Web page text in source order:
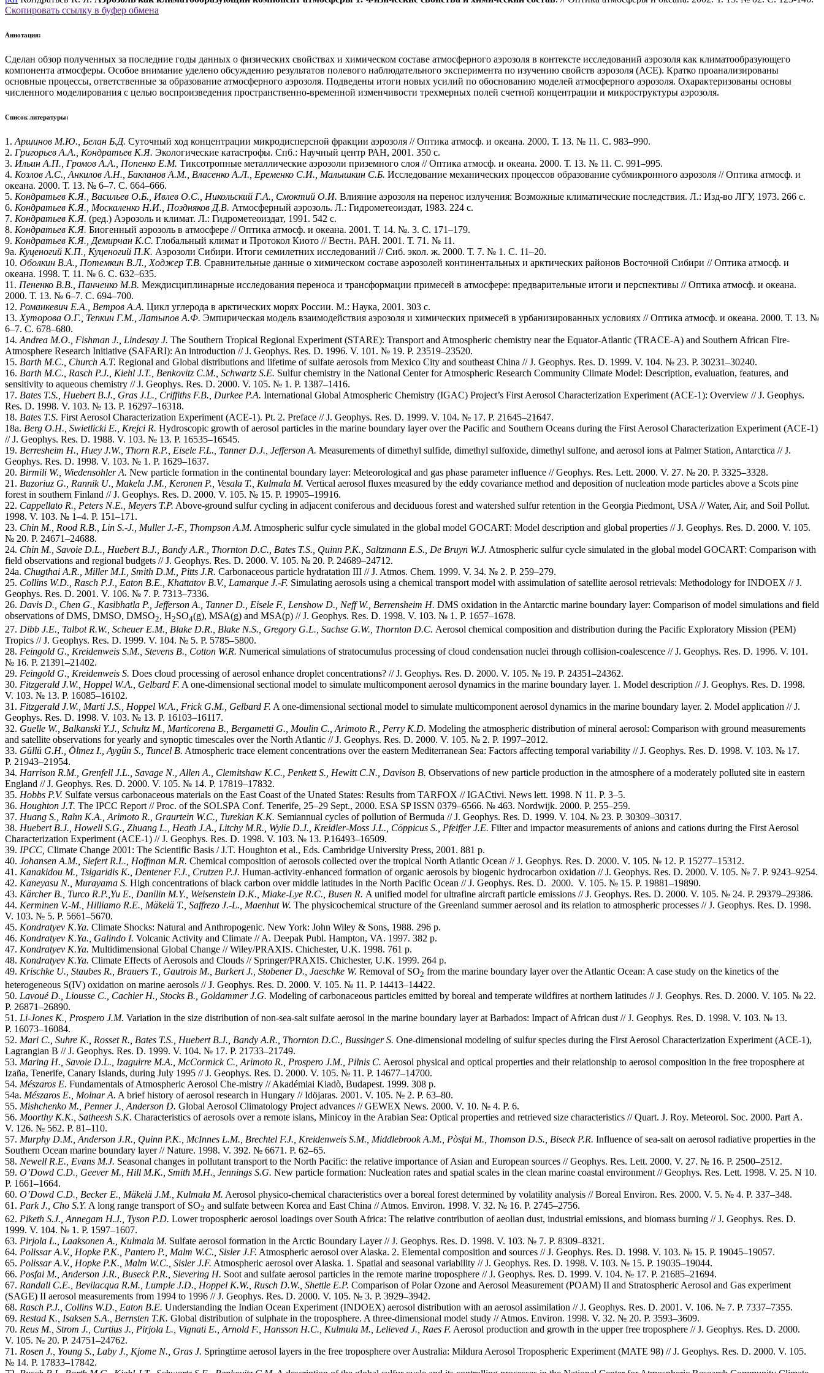
Скопировать ссылку в буфер обмена
Аннотация:
Сделан обзор полученных за последние годы данных о физических свойствах и химическом составе атмосферного аэрозоля в контексте исследований аэрозоля как климатообразующего
компонента атмосферы. Особое внимание уделено обсуждению результатов полевого наблюдательного эксперимента по изучению свойств аэрозоля (АСЕ). Кратко проанализированы
основные процессы, ответственные за образование атмосферного аэрозоля. Подведены итоги новых усилий по обоснованию моделей атмосферного аэрозоля. Охарактеризованы основы
численного моделирования с целью воспроизведения пространственно-временной изменчивости трехмерных полей счетной концентрации и микроструктуры аэрозоля.
Список литературы:
1. Аршинов М.Ю., Белан Б.Д. Суточный ход концентрации микродисперсной фракции аэрозоля // Оптика атмосф. и океана. 2000. Т. 13. № 11. С. 983–990.
2. Григорьев А.А., Кондратьев К.Я. Экологические катастрофы. Спб.: Научный центр РАН, 2001. 350 с.
3. Ильин А.П., Громов А.А., Попенко Е.М. Тиксотропные металлические аэрозоли приземного слоя // Оптика атмосф. и океана. 2000. Т. 13. № 11. С. 991–995.
4. Козлов А.С., Анкилов А.Н., Бакланов А.М., Власенко А.Л., Еременко С.И., Малышкин С.Б. Исследование механических процессов образование субмикронного аэрозоля // Оптика атмосф. и
океана. 2000. Т. 13. № 6–7. С. 664–666.
5. Кондратьев К.Я., Васильев О.Б., Ивлев О.С., Никольский Г.А., Смоктий О.И. Влияние аэрозоля на перенос излучения: Возможные климатические последствия. Л.: Изд-во ЛГУ, 1973. 266 с.
6. Кондратьев К.Я., Москаленко Н.И., Поздняков Д.В. Атмосферный аэрозоль. Л.: Гидрометеоиздат, 1983. 224 с.
7. Кондратьев К.Я. (ред.) Аэрозоль и климат. Л.: Гидрометеоиздат, 1991. 542 с.
8. Кондратьев К.Я. Биогенный аэрозоль в атмосфере // Оптика атмосф. и океана. 2001. Т. 14. №. 3. С. 171–179.
9. Кондратьев К.Я., Демирчан К.С. Глобальный климат и Протокол Киото // Вестн. РАН. 2001. Т. 71. № 11.
9a. Куценогий К.П., Куценогий П.К. Аэрозоли Сибири. Итоги семилетних исследований // Сиб. экол. ж. 2000. Т. 7. № 1. С. 11–20.
10. Оболкин В.А., Потемкин В.Л., Ходжер Т.В. Сравнительные данные о химическом составе аэрозолей континентальных и арктических районов Восточной Сибири // Оптика атмосф. и
океана. 1998. Т. 11. № 6. С. 632–635.
11. Пененко В.В., Панченко М.В. Междисциплинарные исследования переноса и трансформации примесей в атмосфере: предварительные итоги и перспективы // Оптика атмосф. и океана.
2000. Т. 13. № 6–7. С. 694–700.
12. Романкевич Е.А., Ветров А.А. Цикл углерода в арктических морях России. М.: Наука, 2001. 303 с.
13. Хуторова О.Г., Тепкин Г.М., Латыпов А.Ф. Эмпирическая модель взаимодействия аэрозоля и химических примесей в урбанизированных условиях // Оптика атмосф. и океана. 2000. Т. 13. №
6–7. С. 678–680.
14. Andrea M.O., Fishman J., Lindesay J. The Southern Tropical Regional Experiment (STARE): Transport and Atmospheric chemistry near the Equator-Atlantic (TRACE-A) and Southern African Fire-
Atmosphere Research Initiative (SAFARI): An introduction // J. Geophys. Res. D. 1996. V. 101. № 19. P. 23519–23520.
15. Barth M.C., Church A.T. Regional and Global distributions and lifetime of sulfate aerosols from Mexico City and southeast China // J. Geophys. Res. D. 1999. V. 104. № 23. P. 30231–30240.
16. Barth M.C., Rasch P.J., Kiehl J.T., Benkovitz C.M., Schwartz S.E. Sulfur chemistry in the National Center for Atmospheric Research Community Climate Model: Description, evaluation, features, and
sensitivity to aqueous chemistry // J. Geophys. Res. D. 2000. V. 105. № 1. P. 1387–1416.
17. Bates T.S., Huebert B.J., Gras J.L., Criffiths F.B., Durkee P.A. International Global Atmospheric Chemistry (IGAC) Project’s First Aerosol Characterization Experiment (ACE-1): Overview // J. Geophys.
Res. D. 1998. V. 103. № 13. P. 16297–16318.
18. Bates T.S. First Aerosol Characterization Experiment (ACE-1). Pt. 2. Preface // J. Geophys. Res. D. 1999. V. 104. № 17. P. 21645–21647.
18a. Berg O.H., Swietlicki E., Krejci R. Hydroscopic growth of aerosol particles in the marine boundary layer over the Pacific and Southern Oceans during the First Aerosol Characterization Experiment (ACE-1)
// J. Geophys. Res. D. 1988. V. 103. № 13. P. 16535–16545.
19. Berresheim H., Huey J.W., Thorn R.P., Eisele F.L., Tanner D.J., Jefferson A. Measurements of dimethyl sulfide, dimethyl sulfoxide, dimethyl sulfone, and aerosol ions at Palmer Station, Antarctica // J.
Geophys. Res. D. 1998. V. 103. № 1. P. 1629–1637.
20. Birmili W., Wiedensohler A. New particle formation in the continental boundary layer: Meteorological and gas phase parameter influence // Geophys. Res. Lett. 2000. V. 27. № 20. P. 3325–3328.
21. Buzoriuz G., Rannik U., Makela J.M., Keronen P., Vesala T., Kulmala M. Vertical aerosol fluxes measured by the eddy covariance method and deposition of nucleation mode particles above a Scots pine
forest in southern Finland // J. Geophys. Res. D. 2000. V. 105. № 15. P. 19905–19916.
22. Cappellato R., Peters N.E., Meyers T.P. Above-ground sulfur cycling in adjacent coniferous and deciduous forest and watershed sulfur retention in the Georgia Piedmont, USA // Water, Air, and Soil Pollut.
1998. V. 103. № 1–4. P. 151–171.
23. Chin M., Rood R.B., Lin S.-J., Muller J.-F., Thompson A.M. Atmospheric sulfur cycle simulated in the global model GOCART: Model description and global properties // J. Geophys. Res. D. 2000. V. 105.
№ 20. P. 24671–24688.
24. Chin M., Savoie D.L., Huebert B.J., Bandy A.R., Thornton D.C., Bates T.S., Quinn P.K., Saltzmann E.S., De Bruyn W.J. Atmospheric sulfur cycle simulated in the global model GOCART: Comparison with
field observations and regional budgets // J. Geophys. Res. D. 2000. V. 105. № 20. P. 24689–24712.
24a. Chugthai A.R., Miller M.I., Smith D.M., Pitts J.R. Carbonaceous particle hydratation III // J. Atmos. Chem. 1999. V. 34. № 2. P. 259–279.
25. Collins W.D., Rasch P.J., Eaton B.E., Khattatov B.V., Lamarque J.-F. Simulating aerosols using a chemical transport model with assimulation of satellite aerosol retrievals: Methodology for INDOEX // J.
Geophys. Res. D. 2001. V. 106. № 7. P. 7313–7336.
26. Davis D., Chen G., Kasibhatla P., Jefferson A., Tanner D., Eisele F., Lenshow D., Neff W., Berrensheim H. DMS oxidation in the Antarctic marine boundary layer: Comparison of model simulations and field
observations of DMS, DMSO, DMSO2, H2SO4(g), MSA(g) and MSA(p) // J. Geophys. Res. D. 1998. V. 103. № 1. P. 1657–1678.
27. Dibb J.E., Talbot R.W., Scheuer E.M., Blake D.R., Blake N.S., Gregory G.L., Sachse G.W., Thornton D.C. Aerosol chemical composition and distribution during the Pacific Exploratory Mission (PEM)
Tropics // J. Geophys. Res. D. 1999. V. 104. № 5. P. 5785–5800.
28. Feingold G., Kreidenweis S.M., Stevens B., Cotton W.R. Numerical simulations of stratocumulus processing of cloud condensation nuclei through collision-coalescence // J. Geophys. Res. D. 1996. V. 101.
№ 16. P. 21391–21402.
29. Feingold G., Kreidenweis S. Does cloud processing of aerosol enhance droplet concentrations? // J. Geophys. Res. D. 2000. V. 105. № 19. P. 24351–24362.
30. Fitzgerald J.W., Hoppel W.A., Gelbard F. A one-dimensional sectional model to simulate multicomponent aerosol dynamics in the marine boundary layer. 1. Model description // J. Geophys. Res. D. 1998.
V. 103. № 13. P. 16085–16102.
31. Fitzgerald J.W., Marti J.S., Hoppel W.A., Frick G.M., Gelbard F. A one-dimensional sectional model to simulate multicomponent aerosol dynamics in the marine boundary layer. 2. Model application // J.
Geophys. Res. D. 1998. V. 103. № 13. P. 16103–16117.
32. Guelle W., Balkanski Y.J., Schultz M., Marticorena B., Bergametti G., Moulin C., Arimoto R., Perry K.D. Modeling the atmospheric distribution of mineral aerosol: Comparison with ground measurements
and satellite observations for yearly and synoptic timescales over the North Atlantic // J. Geophys. Res. D. 2000. V. 105. № 2. P. 1997–2012.
33. Güllü G.H., Ölmez I., Aygün S., Tuncel B. Atmospheric trace element concentrations over the eastern Mediterranean Sea: Factors affecting temporal variability // J. Geophys. Res. D. 1998. V. 103. № 17.
P. 21943–21954.
34. Harrison R.M., Grenfell J.L., Savage N., Allen A., Clemitshaw K.C., Penkett S., Hewitt C.N., Davison B. Observations of new particle production in the atmosphere of a moderately polluted site in eastern
England // J. Geophys. Res. D. 2000. V. 105. № 14. P. 17819–17832.
35. Hobbs P.V. Sulfate versus carbonaceous materials on the East Coast of the Unated States: Results from TARFOX // IGACtivi. News lett. 1998. N 11. P. 3–5.
36. Houghton J.T. The IPCC Report // Proc. of the SOLSPA Conf. Tenerife, 25–29 Sept., 2000. ESA SP ISSN 0379–6566. № 463. Nordwijk. 2000. P. 255–259.
37. Huang S., Rahn K.A., Arimoto R., Graurtein W.C., Turekian K.K. Semiannual cycles of pollution of Bermuda // J. Geophys. Res. D. 1999. V. 104. № 23. P. 30309–30317.
38. Huebert B.J., Howell S.G., Zhuang L., Heath J.A., Litchy M.R., Wylie D.J., Kreidler-Moss J.L., Cöppicus S., Pfeiffer J.E. Filter and impactor measurements of anions and cations during the First Aerosol
Characterization Experiment (ACE-1) // J. Geophys. Res. D. 1998. V. 103. № 13. P.16493–16509.
39. IPCC, Climate Change 2001: The Scientific Basis / J.T. Ho­­ughton et al., Eds. Cambridge University Press, 2001. 881 p.
40. Johansen A.M., Siefert R.L., Hoffman M.R. Chemical composition of aerosols collected over the tropical North Atlantic Ocean // J. Geophys. Res. D. 2000. V. 105. № 12. P. 15277–15312.
41. Kanakidou M., Tsigaridis K., Dentener F.J., Crutzen P.J. Human-activity-enhanced formation of organic aerosols by biogenic hydrocarbon oxidation // J. Geophys. Res. D. 2000. V. 105. № 7. P. 9243–9254.
42. Kaneyasu N., Murayama S. High concentrations of black carbon over middle latitudes in the North Pacific Ocean // J. Geophys. Res. D. 2000. V. 105. № 15. P. 19881–19890.
43. Kärcher B., Turco R.P.,Yu E., Danilin M.Y., Weisenstein D.K., Miake-Lye R.C., Busen R. A unified model for ultrafine aircraft particle emissions // J. Geophys. Res. D. 2000. V. 105. № 24. P. 29379–29386.
44. Kerminen V.-M., Hilliamo R.E., Mäkelä T., Saffrezo J.-L., Maenhut W. The physicochemical structure of the Greenland summer aerosol and its relation to atmospheric processes // J. Geophys. Res. D. 1998.
V. 103. № 5. P. 5661–5670.
45. Kondratyev K.Ya. Climate Shocks: Natural and Anthropogenic. New York: John Wiley & Sons, 1988. 296 p.
46. Kondratyev K.Ya., Galindo I. Volcanic Activity and Climate // A. Deepak Publ. Hampton, VA. 1997. 382 p.
47. Kondratyev K.Ya. Multidimensional Global Change // Wiley/PRAXIS. Chichester, U.K. 1998. 761 p.
48. Kondratyev K.Ya. Climate Effects of Aerosols and Clouds // Springer/PRAXIS. Chichester, U.K. 1999. 264 p.
49. Krischke U., Staubes R., Brauers T., Gautrois M., Burkert J., Stobener D., Jaeschke W. Removal of SO2 from the marine boundary layer over the Atlantic Ocean: A case study on the kinetics of the
heterogeneous S(IV) oxidation on marine aerosols // J. Geophys. Res. D. 2000. V. 105. № 11. P. 14413–14422.
50. LavouéD., Liousse C., Cachier H., Stocks B., Goldammer J.G. Modeling of carbonaceous particles emitted by boreal and temperate wildfires at northern latitudes // J. Geophys. Res. D. 2000. V. 105. № 22.
P. 26871–26890.
51. Li-Jones K., Prospero J.M. Variation in the size distribution of non-sea-salt sulfate aerosol in the marine boundary layer at Barbados: Impact of African dust // J. Geophys. Res. D. 1998. V. 103. № 13.
P. 16073–16084.
52. Mari C., Suhre K., Rosset R., Bates T.S., Huebert B.J., Bandy A.R., Thornton D.C., Bussinger S. One-dimensional modeling of sulfur species during the First Aerosol Characterization Experiment (ACE-1),
Lagrangian B // J. Geophys. Res. D. 1999. V. 104. № 17. P. 21733–21749.
53. Maring H., Savoie D.L., Izaguirre M.A., McCormick C., Arimoto R., Prospero J.M., Pilnis C. Aerosol physical and optical properties and their relationship to aerosol composition in the free troposphere at
Izaña, Tenerife, Canary Islands, during July 1995 // J. Geophys. Res. D. 2000. V. 105. № 11. P. 14677–14700.
54. Mészaros E. Fundamentals of Atmospheric Aerosol Che-mistry // Akadémiai Kiadò, Budapest. 1999. 308 p.
54a. Mészaros E., Molnar A. A brief history of aerosol research in Hungary // Idöjaras. 2001. V. 105. № 2. P. 63–80.
55. Mishchenko M., Penner J., Anderson D. Global Aerosol Climatology Project advances // GEWEX News. 2000. V. 10. № 4. P. 6.
56. Moorthy K.K., Satheesh S.K. Characteristics of aerosols over a remote islans, Minicoy in the Arabian Sea: Optical pro­perties and retrieved size characteristics // Quart. J. Roy. Meteorol. Soc. 2000. Part A.
V. 126. № 562. P. 81–110.
57. Murphy D.M., Anderson J.R., Quinn P.K., McInnes L.M., Brechtel F.J., Kreidenweis S.M., Middlebrook A.M., Pòsfai M., Thomson D.S., Biseck P.R. Influence of sea-salt on aerosol radiative properties in the
Southern Ocean marine boundary layer // Nature. 1998. V. 392. № 6671. P. 62–65.
58. Newell R.E., Evans M.J. Seasonal changes in pollutant transport to the North Pacific: the relative importance of Asian and European sources // Geophys. Res. Lett. 2000. V. 27. № 16. P. 2500–2512.
59. O’Dowd C.D., Geever M., Hill M.K., Smith M.H., Jen­nings S.G. New particle formation: Nucleation rates and spatial scales in the clean marine coastal environment // Geophys. Res. Lett. 1998. V. 25. N 10.
P. 1661–1664.
60. O’Dowd C.D., Becker E., Mäkelä J.M., Kulmala M. Aerosol physico-chemical characteristics over a boreal forest determined by volatility analysis // Boreal Environ. Res. 2000. V. 5. № 4. P. 337–348.
61. Park J., Cho S.Y. A long range transport of SO2 and sulfate between Korea and East China // Atmos. Environ. 1998. V. 32. № 16. P. 2745–2756.
62. Piketh S.J., Annegam H.J., Tyson P.D. Lower tropospheric aerosol loadings over South Africa: The relative contribution of aeolian dust, industrial emissions, and biomass burning // J. Geophys. Res. D.
1999. V. 104. № 1. P. 1597–1607.
63. Pirjola L., Laaksonen A., Kulmala M. Sulfate aerosol formation in the Arctic Boundary Layer // J. Geophys. Res. D. 1998. V. 103. № 7. P. 8309–8321.
64. Polissar A.V., Hopke P.K., Pantero P., Malm W.C., Sisler J.F. Atmospheric aerosol over Alaska. 2. Elemental composition and sources // J. Geophys. Res. D. 1998. V. 103. № 15. P. 19045–19057.
65. Polissar A.V., Hopke P.K., Malm W.C., Sisler J.F. Atmospheric aerosol over Alaska. 1. Spatial and seasonal variability // J. Geophys. Res. D. 1998. V. 103. № 15. P. 19035–19044.
66. Posfai M., Anderson J.R., Buseck P.R., Sievering H. Soot and sulfate aerosol particles in the remote marine troposphere // J. Geophys. Res. D. 1999. V. 104. № 17. P. 21685–21694.
67. Randall C.E., Bevilacqua R.M., Lumple J.D., Hoppel K.W., Rusch D.W., Shettle E.P. Comparison of Polar Ozone and Aerosol Measurement (POAM) II and Stratospheric Aerosol and Gas experiment
(SAGE) II aerosol measurements from 1994 to 1996 // J. Geophys. Res. D. 2000. V. 105. № 3. P. 3929–3942.
68. Rasch P.J., Collins W.D., Eaton B.E. Understanding the Indian Ocean Experiment (INDOEX) aerosol distribution with an aerosol assimilation // J. Geophys. Res. D. 2001. V. 106. № 7. P. 7337–7355.
69. Restad K., Isaksen S.A., Bernsten T.K. Global distribution of sulphate in the troposphere. A three-dimensional model study // Atmos. Environ. 1998. V. 32. № 20. P. 3593–3609.
70. Reus M., Strom J., Curtius J., Pirjola L., Vignati E., Arnold F., Hansson H.C., Kulmula M., Lelieved J., Raes F. Aerosol production and growth in the upper free troposphere // J. Geophys. Res. D. 2000.
V. 105. № 20. P. 24751–24762.
71. Rosen J., Young S., Laby J., Kjome N., Gras J. Springtime aerosol layers in the free troposphere over Australia: Mildura Aerosol Tropospheric Experiment (MATE 98) // J. Geophys. Res. D. 2000. V. 105.
№ 14. P. 17833–17842.